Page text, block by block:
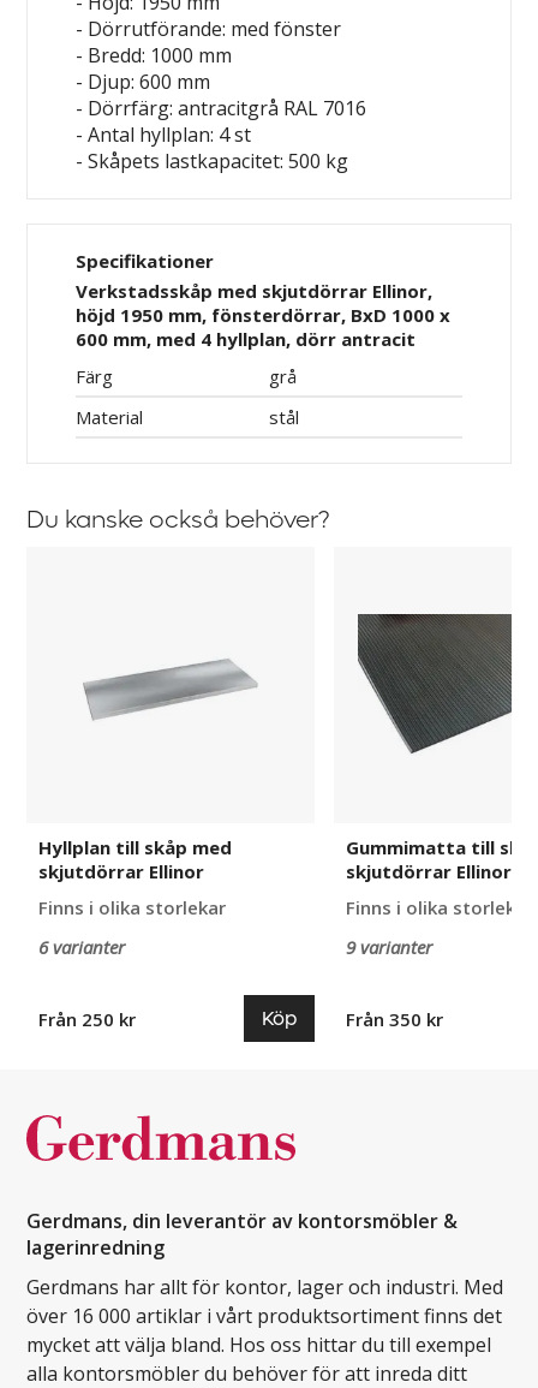
- Dörrutförande: med fönster
- Bredd: 1000 mm
- Djup: 600 mm
- Dörrfärg: antracitgrå RAL 7016
- Antal hyllplan: 4 st
- Skåpets lastkapacitet: 500 kg
Specifikationer
Verkstadsskåp med skjutdörrar Ellinor,
höjd 1950 mm, fönsterdörrar, BxD 1000 x
600 mm, med 4 hyllplan, dörr antracit
Färg
grå
Material
stål
Du kanske också behöver?
skjutdörrar
Ellinor
Hyllplan till skåp med
skjutdörrar Ellinor
Finns i olika storlekar
6 varianter
Från 250 kr Köp
skåp
med
skjutdörrar
Ellinor
Gummimatta till
skjutdörrar Ellinor
Finns i olika storlekar
9 varianter
Från 350 kr
Gerdmans, din leverantör av kontorsmöbler &
lagerinredning
Gerdmans har allt för kontor, lager och industri. Med
över 16 000 artiklar i vårt produktsortiment finns det
mycket att välja bland. Hos oss hittar du till exempel
alla kontorsmöbler du behöver för att inreda ditt